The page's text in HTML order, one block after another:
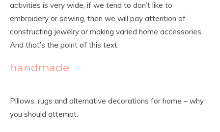
activities is very wide, if we tend to don’t like to
embroidery or sewing, then we will pay attention of
constructing jewelry or making varied home accessories.
And that’s the point of this text.
handmade
Pillows, rugs and alternative decorations for home – why
you should attempt.